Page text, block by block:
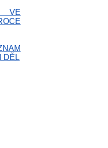
VE
DĚL